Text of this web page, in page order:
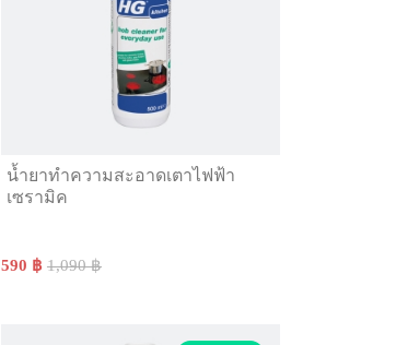
น้ำยาทำความสะอาดเตาไฟฟ้า
เซรามิค
590 ฿ 1,090 ฿